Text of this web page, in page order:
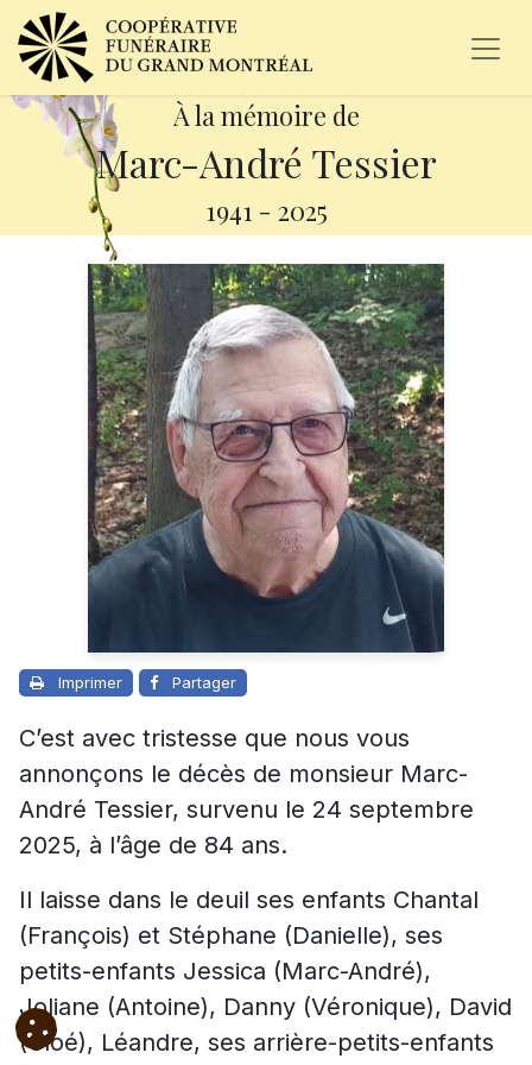
À la mémoire de
Marc-André Tessier
1941 - 2025
Imprimer Partager
C’est avec tristesse que nous vous
annonçons le décès de monsieur Marc-
André Tessier, survenu le 24 septembre
2025, à l’âge de 84 ans.
Il laisse dans le deuil ses enfants Chantal
(François) et Stéphane (Danielle), ses
petits-enfants Jessica (Marc-André),
Joliane (Antoine), Danny (Véronique), David
(Cloé), Léandre, ses arrière-petits-enfants